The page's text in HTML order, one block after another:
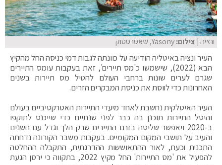
ונציה| צילום:Yasony, שאטרסטוק
העיר ונציה באיטליה הודיעה על כוונתה לגבות דמי כניסה החל מהקיץ
הבא (2022), שישמשו כ'מס תיירים', זאת בעקבות עומס התיירים
שגרם לערים שונות ברחבי העולם להטיל מס תיירות בשנים
האחרונות כדי לווסת את כניסת המבקרים הזרים.
העיר האיטלקית נחשבת לאחד מיעדי התיירות האטרקטיביים בעולם
והיטל התיירות תוכנן בה כבר לפני שנתיים כדי שייכנס לתוקפו
ב-2020 ויאפשר שליטה בזרם התיירים שרק הלך וגדל עם השנים
והעיב על תושבי המקום המקומיים. בעקבות משבר הקורונה נדחתה
התכנית וכעת, לאור ההתאוששות ההדרגתית, התקבלה ההחלטה
להפעיל את 'מס התיירות' החל מקיץ 2022, בתקווה כי ירסן הגעת